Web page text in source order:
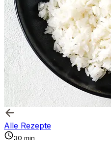
Alle Rezepte
30 min